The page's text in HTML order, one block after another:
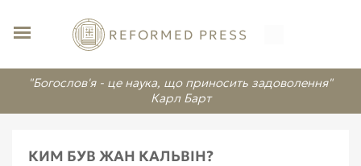
REFORMED PRESS
"Богослов'я - це наука, що приносить задоволення"
Карл Барт
КИМ БУВ ЖАН КАЛЬВІН?